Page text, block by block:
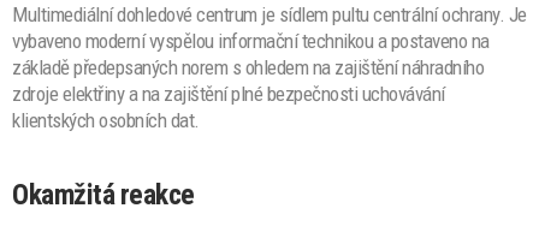
Multimediální dohledové centrum je sídlem pultu centrální ochrany. Je
vybaveno moderní vyspělou informační technikou a postaveno na
základě předepsaných norem s ohledem na zajištění náhradního
zdroje elektřiny a na zajištění plné bezpečnosti uchovávání
klientských osobních dat.
Okamžitá reakce